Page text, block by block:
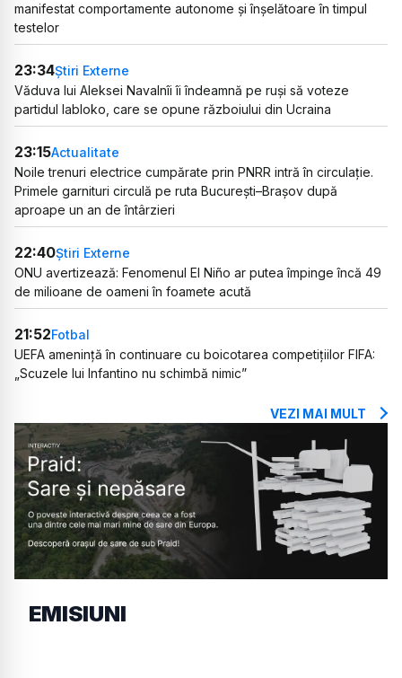
manifestat comportamente autonome și înșelătoare în timpul
testelor
23:34Știri Externe
Văduva lui Aleksei Navalnîi îi îndeamnă pe ruși să voteze
partidul Iabloko, care se opune războiului din Ucraina
23:15Actualitate
Noile trenuri electrice cumpărate prin PNRR intră în circulație.
Primele garnituri circulă pe ruta București–Brașov după
aproape un an de întârzieri
22:40Știri Externe
ONU avertizează: Fenomenul El Niño ar putea împinge încă 49
de milioane de oameni în foamete acută
21:52Fotbal
UEFA amenință în continuare cu boicotarea competițiilor FIFA:
„Scuzele lui Infantino nu schimbă nimic”
VEZI MAI MULT
EMISIUNI